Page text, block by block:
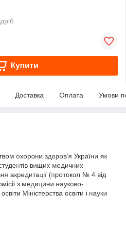
Купити
Доставка Оплата Умови
охорони здоров’я України як
вищих медичних
акредитації (протокол № 4 від
з медицини науково-
Міністерства освіти і науки